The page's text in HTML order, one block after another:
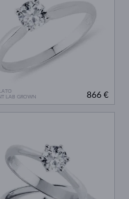
LAB GROWN
866 €